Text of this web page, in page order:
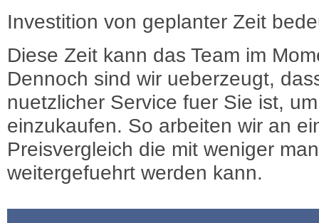
Investition von geplanter Zeit
Diese Zeit kann das Team im
Dennoch sind wir ueberzeugt,
nuetzlicher Service fuer Sie ist,
einzukaufen. So arbeiten wir an
Preisvergleich die mit weniger
weitergefuehrt werden kann.